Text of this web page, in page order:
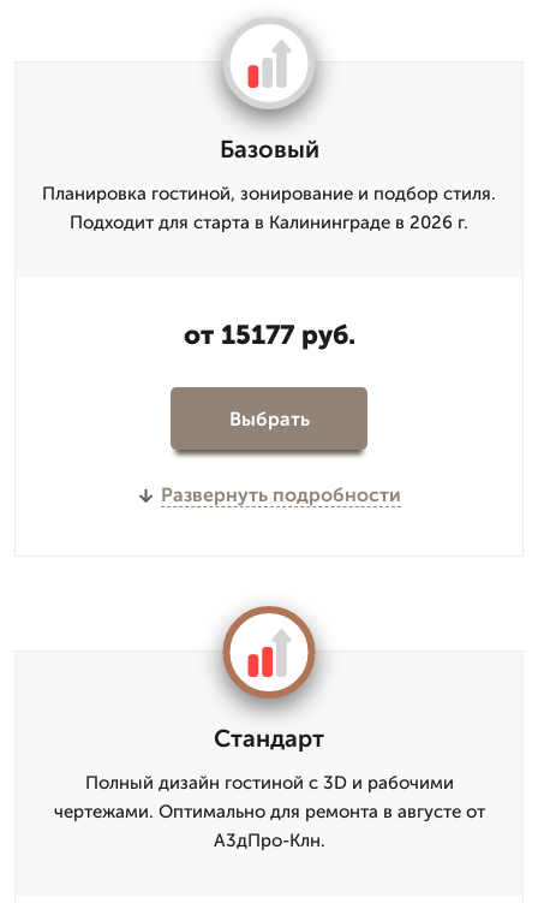
Базовый
Планировка гостиной, зонирование и подбор стиля.
Подходит для старта в Калининграде в 2026 г.
от 15177 руб.
Выбрать
Развернуть подробности
Стандарт
Полный дизайн гостиной с 3D и рабочими
чертежами. Оптимально для ремонта в августе от
А3дПро-Клн.